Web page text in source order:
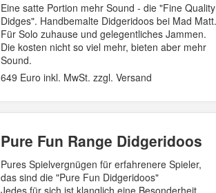
Eine satte Portion mehr Sound - die "Fine Quality
Didges". Handbemalte Didgeridoos bei Mad Matt.
Für Solo zuhause und gelegentliches Jammen.
Die kosten nicht so viel mehr, bieten aber mehr
Sound.
649 Euro inkl. MwSt. zzgl. Versand
Pure Fun Range Didgeridoos
Pures Spielvergnügen für erfahrenere Spieler,
das sind die "Pure Fun Didgeridoos"
Jedes für sich ist klanglich eine Besonderheit,